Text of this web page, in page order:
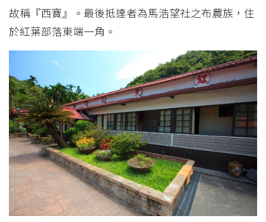
故稱『西寶』。最後抵達者為馬浩望社之布農族，住
於紅葉部落東端一角。